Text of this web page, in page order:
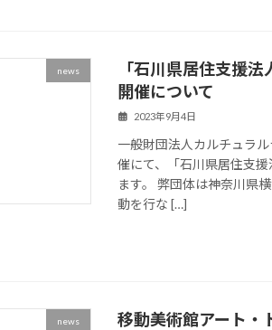
news
「石川県居住支援
開催について
2023年9月4日
一般財団法人カルチュラ
催にて、「石川県居住支
ます。 弊団体は神奈川県
動を行な […]
news 移動美術館アート・